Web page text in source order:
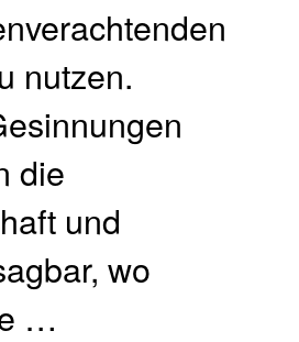
nutzen.
die
und
wo
…